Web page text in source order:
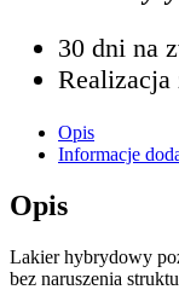
30 dni na
Realizacja
Opis
Informacje
Opis
Lakier hybrydowy
bez naruszenia